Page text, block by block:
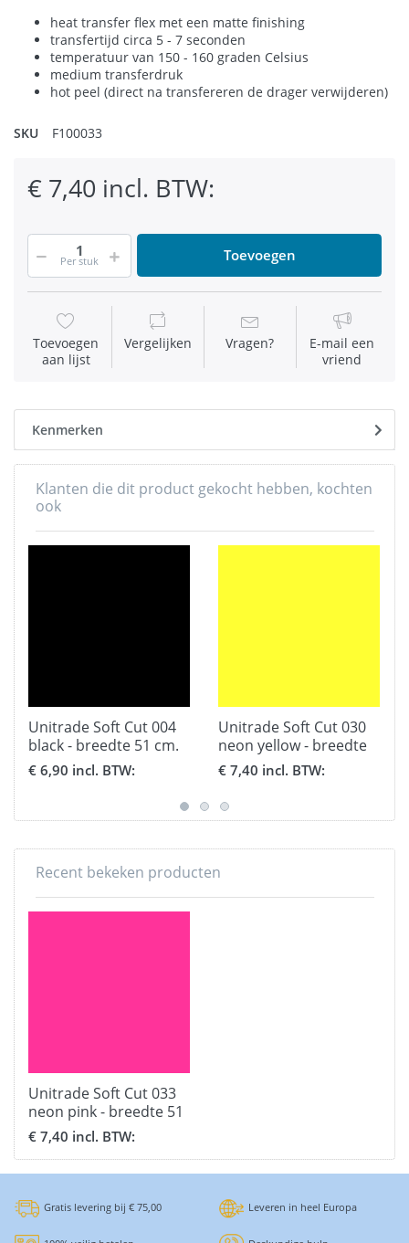
heat transfer flex met een matte finishing
transfertijd circa 5 - 7 seconden
temperatuur van 150 - 160 graden Celsius
medium transferdruk
hot peel (direct na transfereren de drager verwijderen)
SKU F100033
€ 7,40 incl. BTW:
Per stuk Toevoegen
Toevoegen
aan lijst
Vergelijken Vragen?
E-mail een
vriend
Kenmerken
Klanten die dit product gekocht hebben, kochten
ook
Unitrade Soft Cut 004
black - breedte 51 cm.
€ 6,90 incl. BTW:
Unitrade Soft Cut 030
neon yellow - breedte
51 cm.
€ 7,40 incl. BTW:
Recent bekeken producten
Unitrade Soft Cut 033
neon pink - breedte 51
cm.
€ 7,40 incl. BTW:
Gratis levering bij € 75,00 Leveren in heel Europa